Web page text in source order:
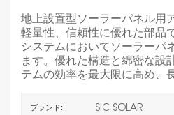
地上設置型ソーラーパネル用
軽量性、信頼性に優れた部品
システムにおいてソーラーパ
ます。優れた構造と綿密な設
テムの効率を最大限に高め、
ブランド: SIC SOLAR